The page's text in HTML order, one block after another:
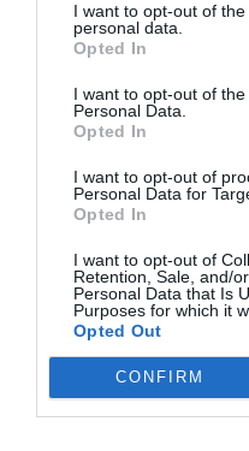
I want to opt-out of
personal data.
Opted In
I want to opt-out of
Personal Data.
Opted In
I want to opt-out of
Personal Data for
Opted In
I want to opt-out of
Retention, Sale, and/
Personal Data that Is
Purposes for which it
Opted Out
CONFIRM
215 anys
vendes a l’estranger
recordar al llavors
, quan va visitar
2022. El 49% de les
exportacions a 74
És una empresa
fabricació de
aliatges pels mercats
ferroviari, tubs,